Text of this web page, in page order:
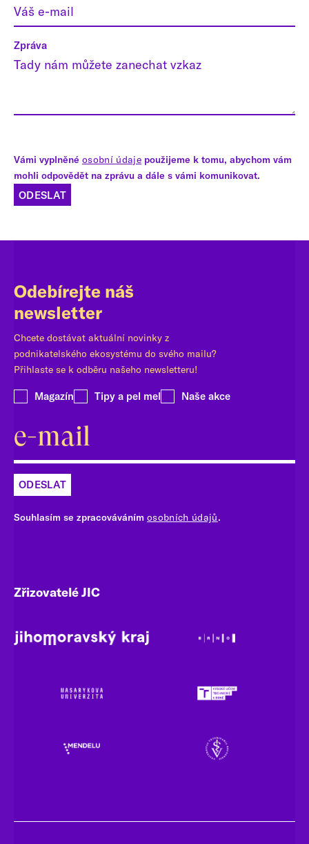
Zpráva
Vámi vyplněné osobní údaje použijeme k tomu, abychom vám
mohli odpovědět na zprávu a dále s vámi komunikovat.
ODESLAT
Odebírejte náš
newsletter
Chcete dostávat aktuální novinky z
podnikatelského ekosystému do svého mailu?
Přihlaste se k odběru našeho newsletteru!
Magazín Tipy a pel mel Naše akce
ODESLAT
Souhlasím se zpracováváním osobních údajů.
Zřizovatelé JIC